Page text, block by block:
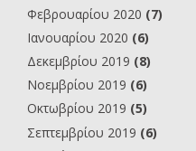
Φεβρουαρίου 2020 (7)
Ιανουαρίου 2020 (6)
Δεκεμβρίου 2019 (8)
Νοεμβρίου 2019 (6)
Οκτωβρίου 2019 (5)
Σεπτεμβρίου 2019 (6)